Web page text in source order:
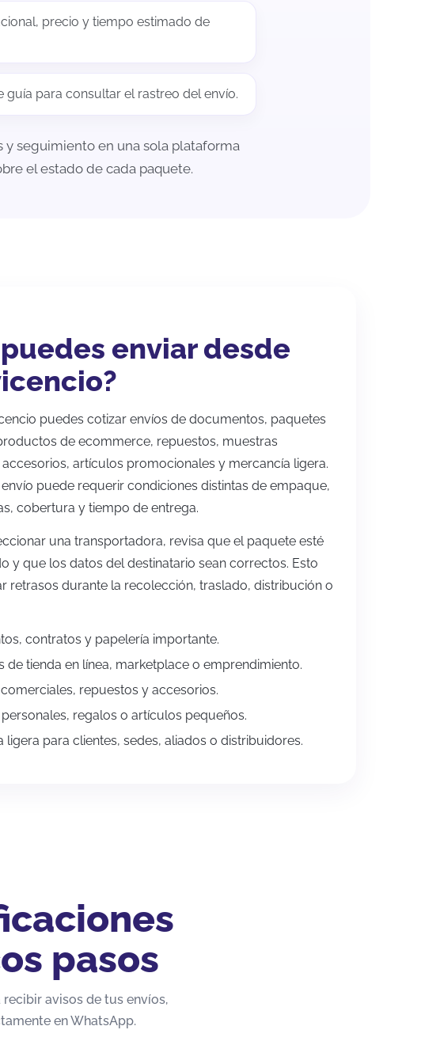
precio y tiempo estimado de
guía para consultar el rastreo del envío.
y seguimiento en una sola plataforma
el estado de cada paquete.
enviar desde
puedes cotizar envíos de documentos, paquetes
de ecommerce, repuestos, muestras
artículos promocionales y mercancía ligera.
puede requerir condiciones distintas de empaque,
cobertura y tiempo de entrega.
una transportadora, revisa que el paquete esté
y que los datos del destinatario sean correctos. Esto
retrasos durante la recolección, traslado, distribución o
contratos y papelería importante.
de tienda en línea, marketplace o emprendimiento.
repuestos y accesorios.
regalos o artículos pequeños.
ligera para clientes, sedes, aliados o distribuidores.
pasos
avisos de tus envíos,
en WhatsApp.